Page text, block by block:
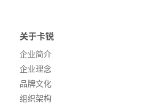
关于卡锐
企业简介
企业理念
品牌文化
组织架构